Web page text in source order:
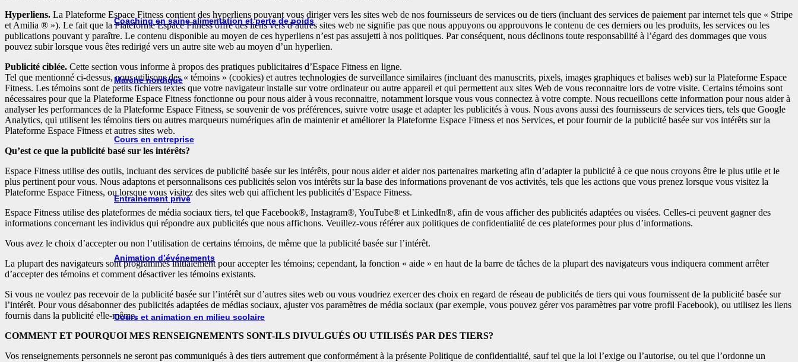
Coaching en saine alimentation et perte de poids
Marche nordique
Cours en entreprise
Entrainement privé
Animation d’événements
Cours et animation en milieu scolaire
Hyperliens. La Plateforme Espace Fitness contient des hyperliens pouvant vous diriger vers les sites web de nos fournisseurs de services ou de tiers (incluant des services de paiement par internet tels que « Stripe
et Amilia ® »). Le fait que la Plateforme Espace Fitness offre des liens vers d’autres sites web ne signifie pas que nous appuyons ou approuvons le contenu de ces derniers ou les produits, les services ou les
publications pouvant y paraître. Le contenu disponible au moyen de ces hyperliens n’est pas assujetti à nos politiques. Par conséquent, nous déclinons toute responsabilité à l’égard des dommages que vous
pouvez subir lorsque vous êtes redirigé vers un autre site web au moyen d’un hyperlien.
Publicité ciblée. Cette section vous informe à propos des pratiques publicitaires d’Espace Fitness en ligne.
Tel que mentionné ci-dessus, nous utilisons des « témoins » (cookies) et autres technologies de surveillance similaires (incluant des manuscrits, pixels, images graphiques et balises web) sur la Plateforme Espace
Fitness. Les témoins sont de petits fichiers textes que votre navigateur installe sur votre ordinateur ou autre appareil et qui permettent aux sites Web de vous reconnaitre lors de votre visite. Certains témoins sont
nécessaires pour que la Plateforme Espace Fitness fonctionne ou pour nous aider à vous reconnaitre, notamment lorsque vous vous connectez à votre compte. Nous recueillons cette information pour nous aider à
analyser les performances de la Plateforme Espace Fitness, se souvenir de vos préférences, suivre votre usage et adapter les publicités à vous. Nous avons aussi des fournisseurs de services tiers, tels que Google
Analytics, qui utilisent les témoins tiers ou autres marqueurs numériques afin de maintenir et améliorer la Plateforme Espace Fitness et nos Services, et pour fournir de la publicité basée sur vos intérêts sur la
Plateforme Espace Fitness et autres sites web.
Qu’est ce que la publicité basé sur les intérêts?
Espace Fitness utilise des outils, incluant des services de publicité basée sur les intérêts, pour nous aider et aider nos partenaires marketing afin d’adapter la publicité à ce que nous croyons être le plus utile et le
plus pertinent pour vous. Nous adaptons et personnalisons ces publicités selon vos intérêts sur la base des informations provenant de vos activités, tels que les actions que vous prenez lorsque vous visitez la
Plateforme Espace Fitness, ou lorsque vous visitez des sites web qui affichent les publicités d’Espace Fitness.
Espace Fitness utilise des plateformes de média sociaux tiers, tel que Facebook®, Instagram®, YouTube® et LinkedIn®, afin de vous afficher des publicités adaptées ou visées. Celles-ci peuvent gagner des
informations concernant les individus qui répondre aux publicités que nous affichons. Veuillez-vous référer aux politiques de confidentialité de ces plateformes pour plus d’informations.
Vous avez le choix d’accepter ou non l’utilisation de certains témoins, de même que la publicité basée sur l’intérêt.
La plupart des navigateurs sont programmés initialement pour accepter les témoins; cependant, la fonction « aide » en haut de la barre de tâches de la plupart des navigateurs vous indiquera comment arrêter
d’accepter des témoins et comment désactiver les témoins existants.
Si vous ne voulez pas recevoir de la publicité basée sur l’intérêt sur d’autres sites web ou vous voudriez exercer des choix en regard de réseau de publicités de tiers qui vous fournissent de la publicité basée sur
l’intérêt. Pour vous désabonner des publicités adaptées de médias sociaux, ajuster vos paramètres de média sociaux (par exemple, vous pouvez gérer vos paramètres par votre profil Facebook), ou utilisez les liens
fournis dans la publicité elle-même.
COMMENT ET POURQUOI MES RENSEIGNEMENTS SONT-ILS DIVULGUÉS OU UTILISÉS PAR DES TIERS?
Vos renseignements personnels ne seront pas communiqués à des tiers autrement que conformément à la présente Politique de confidentialité, sauf tel que la loi l’exige ou l’autorise, ou tel que l’ordonne un